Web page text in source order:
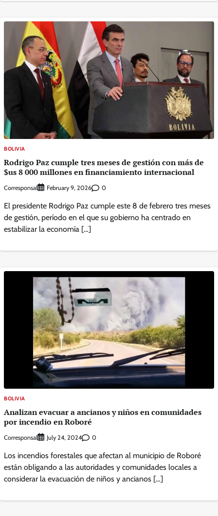
BOLIVIA
Rodrigo Paz cumple tres meses de gestión con más de
$us 8 000 millones en financiamiento internacional
Corresponsal February 9, 2026 0
El presidente Rodrigo Paz cumple este 8 de febrero tres meses
de gestión, período en el que su gobierno ha centrado en
estabilizar la economía […]
BOLIVIA
Analizan evacuar a ancianos y niños en comunidades
por incendio en Roboré
Corresponsal July 24, 2024 0
Los incendios forestales que afectan al municipio de Roboré
están obligando a las autoridades y comunidades locales a
considerar la evacuación de niños y ancianos […]